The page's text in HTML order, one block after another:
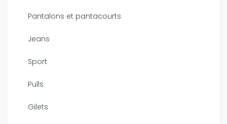
Pantalons et pantacourts
Jeans
Sport
Pulls
Gilets